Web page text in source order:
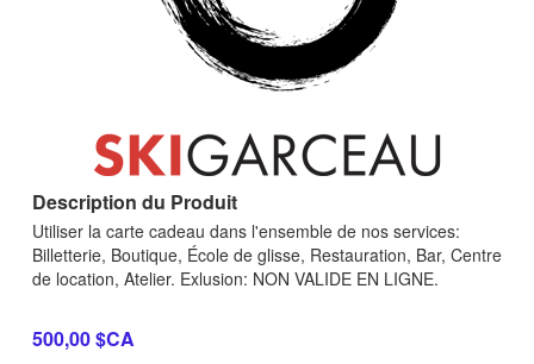
Description du Produit
Utiliser la carte cadeau dans l'ensemble de nos services:
Billetterie, Boutique, École de glisse, Restauration, Bar, Centre
de location, Atelier. Exlusion: NON VALIDE EN LIGNE.
500,00 $CA